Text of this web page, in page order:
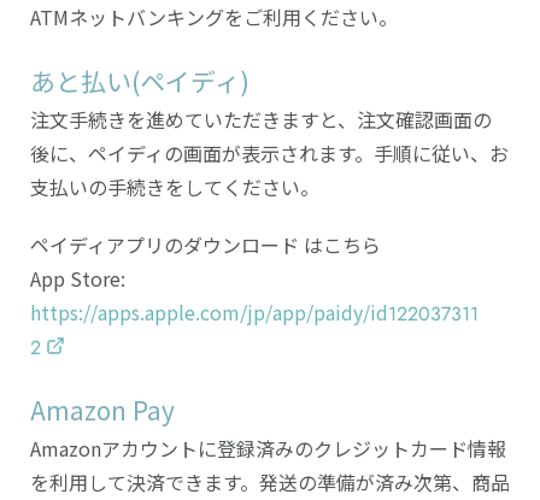
ATMネットバンキングをご利用ください。
あと払い(ペイディ)
注文手続きを進めていただきますと、注文確認画面の
後に、ペイディの画面が表示されます。手順に従い、お
支払いの手続きをしてください。
ペイディアプリのダウンロード はこちら
App Store:
https://apps.apple.com/jp/app/paidy/id122037311
2
Amazon Pay
Amazonアカウントに登録済みのクレジットカード情報
を利用して決済できます。発送の準備が済み次第、商品